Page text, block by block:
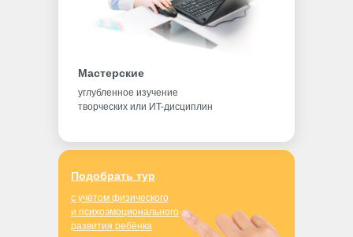
Подобрать тур
с учётом физического
и психоэмоционального
развития ребёнка
углубленное изучение
творческих или ИT-дисциплин
Мастерские